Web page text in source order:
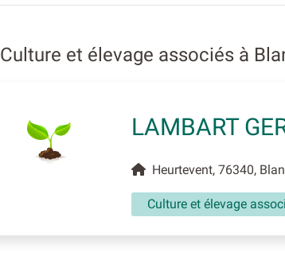
Culture et élevage associés à
LAMBART
Heurtevent, 76340,
Culture et élevage